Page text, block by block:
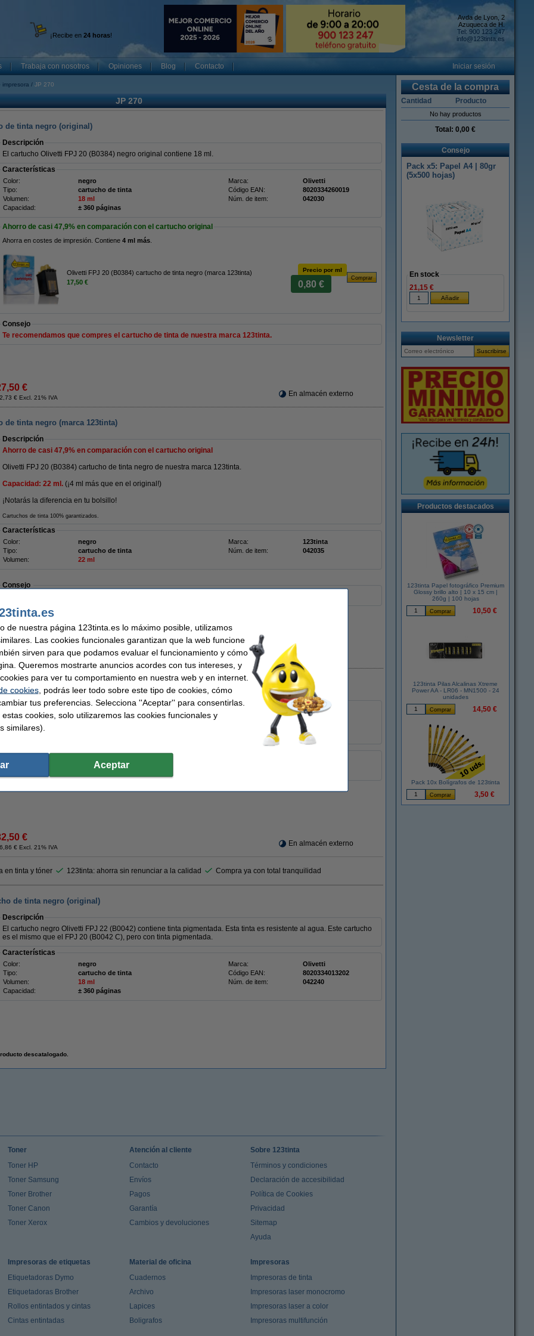
¡Recibe en 24 horas!
Avda de Lyon, 2
Azuqueca de H.
Tel: 900 123 247
info@123tinta.es
Trabaja con nosotros Opiniones Blog Contacto Iniciar sesión
impresora JP 270
JP 270
de tinta negro (original)
Descripción
El cartucho Olivetti FPJ 20 (B0384) negro original contiene 18 ml.
Características
Color: negro Marca:
Olivetti
Tipo:
cartucho de tinta Código EAN:
8020334260019
Volumen:
18 ml Núm. de item:
042030
Capacidad:
± 360 páginas
Ahorro de casi 47,9% en comparación con el cartucho original
Ahorra en costes de impresión. Contiene 4 ml más
Olivetti FPJ 20 (B0384) cartucho de tinta negro (marca 123tinta)
17,50 €
Precio por ml
0,80 €
Consejo
Te recomendamos que compres el cartucho de tinta de nuestra marca 123tinta.
€
€ Excl. 21% IVA En almacén externo
de tinta negro (marca 123tinta)
Descripción
Ahorro de casi 47,9% en comparación con el cartucho original
Olivetti FPJ 20 (B0384) cartucho de tinta negro de nuestra marca 123tinta.
Capacidad: 22 ml. (¡4 ml más que en el original!)
¡Notarás la diferencia en tu bolsillo!
Cartuchos de tinta 100% garantizados.
Características
Color: negro Marca:
123tinta
Tipo:
cartucho de tinta Núm. de item:
042035
Volumen:
22 ml
Consejo
17,50 €
€ Excl. 21% IVA En stock
| Pack 2 uds
Pack ahorro
2 x Olivetti FPJ 20 (B0384) negro
capacidad 22 ml. (marca 123tinta).
¡Ahora mucho más barato!
Color: negro y color
Volumen:
44 ml
€
€ Excl. 21% IVA En almacén externo
en tinta y tóner 123tinta: ahorra sin renunciar a la calidad Compra ya con total tranquilidad
de tinta negro (original)
Descripción
El cartucho negro Olivetti FPJ 22 (B0042) contiene tinta pigmentada. Esta tinta es resistente al agua. Este cartucho
es el mismo que el FPJ 20 (B0042 C), pero con tinta pigmentada.
Características
Color: negro Marca:
Olivetti
Tipo:
cartucho de tinta Código EAN:
8020334013202
Volumen:
18 ml Núm. de item:
042240
Capacidad:
± 360 páginas
descatalogado.
Cesta de la compra
Cantidad Producto
No hay productos
Total: 0,00 €
Consejo
Pack x5: Papel A4 | 80gr
(5x500 hojas)
En stock
21,15 €
Newsletter
Productos destacados
123tinta Papel fotográfico Premium
Glossy brillo alto | 10 x 15 cm |
260g | 100 hojas
10,50 €
123tinta Pilas Alcalinas Xtreme
Power AA - LR06 - MN1500 - 24
unidades
14,50 €
Pack 10x Bolígrafos de 123tinta
3,50 €
Toner
Toner HP
Toner Samsung
Toner Brother
Toner Canon
Toner Xerox
Atención al cliente
Contacto
Envíos
Pagos
Garantía
Cambios y devoluciones
Sobre 123tinta
Términos y condiciones
Declaración de accesibilidad
Política de Cookies
Privacidad
Sitemap
Ayuda
Impresoras de etiquetas
Etiquetadoras Dymo
Etiquetadoras Brother
Rollos entintados y cintas
Cintas entintadas
Material de oficina
Cuadernos
Archivo
Lapices
Boligrafos
Impresoras
Impresoras de tinta
Impresoras laser monocromo
Impresoras laser a color
Impresoras multifunción
de nuestra página 123tinta.es lo máximo posible, utilizamos
Las cookies funcionales garantizan que la web funcione
sirven para que podamos evaluar el funcionamiento y cómo
Queremos mostrarte anuncios acordes con tus intereses, y
para ver tu comportamiento en nuestra web y en internet.
cookies, podrás leer todo sobre este tipo de cookies, cómo
tus preferencias. Selecciona ''Aceptar'' para consentirlas.
cookies, solo utilizaremos las cookies funcionales y
similares).
Aceptar